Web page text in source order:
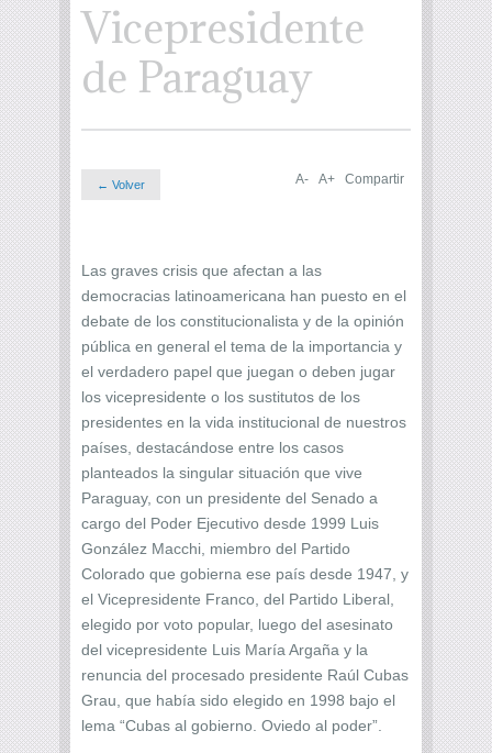
Vicepresidente
de Paraguay
← Volver A- A+ Compartir
Las graves crisis que afectan a las
democracias latinoamericana han puesto en el
debate de los constitucionalista y de la opinión
pública en general el tema de la importancia y
el verdadero papel que juegan o deben jugar
los vicepresidente o los sustitutos de los
presidentes en la vida institucional de nuestros
países, destacándose entre los casos
planteados la singular situación que vive
Paraguay, con un presidente del Senado a
cargo del Poder Ejecutivo desde 1999 Luis
González Macchi, miembro del Partido
Colorado que gobierna ese país desde 1947, y
el Vicepresidente Franco, del Partido Liberal,
elegido por voto popular, luego del asesinato
del vicepresidente Luis María Argaña y la
renuncia del procesado presidente Raúl Cubas
Grau, que había sido elegido en 1998 bajo el
lema “Cubas al gobierno. Oviedo al poder”.